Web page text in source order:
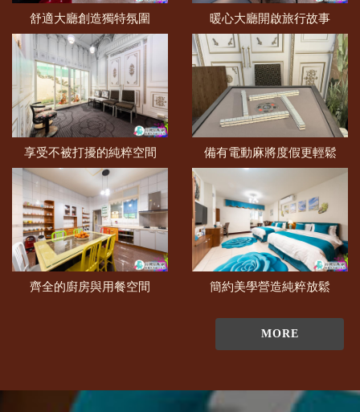
舒適大廳創造獨特氛圍 暖心大廳開啟旅行故事
享受不被打擾的純粹空間 備有電動麻將度假更輕鬆
齊全的廚房與用餐空間 簡約美學營造純粹放鬆
MORE